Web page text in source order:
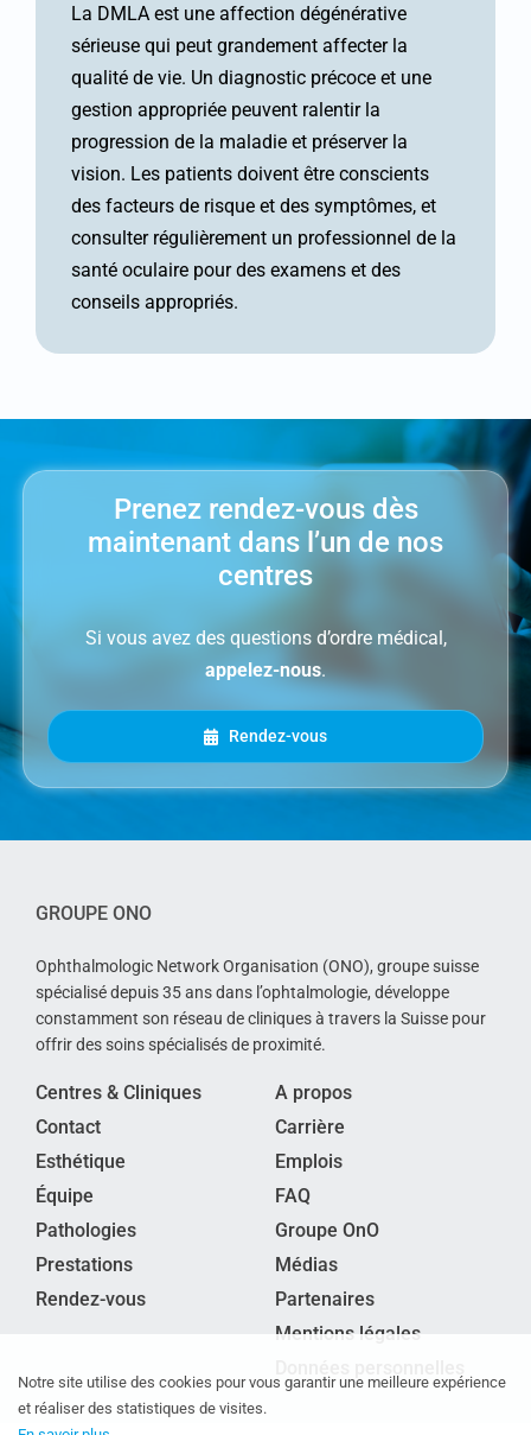
La DMLA est une affection dégénérative
sérieuse qui peut grandement affecter la
qualité de vie. Un diagnostic précoce et une
gestion appropriée peuvent ralentir la
progression de la maladie et préserver la
vision. Les patients doivent être conscients
des facteurs de risque et des symptômes, et
consulter régulièrement un professionnel de la
santé oculaire pour des examens et des
conseils appropriés.
Prenez rendez-vous dès
maintenant dans l’un de nos
centres
Si vous avez des questions d’ordre médical,
appelez-nous.
Rendez-vous
GROUPE ONO
Ophthalmologic Network Organisation (ONO), groupe suisse
spécialisé depuis 35 ans dans l’ophtalmologie, développe
constamment son réseau de cliniques à travers la Suisse pour
offrir des soins spécialisés de proximité.
Centres & Cliniques
Contact
Esthétique
Équipe
Pathologies
Prestations
Rendez-vous
A propos
Carrière
Emplois
FAQ
Groupe OnO
Médias
Partenaires
Mentions légales
Notre site utilise des cookies pour vous garantir une meilleure expérience
et réaliser des statistiques de visites.